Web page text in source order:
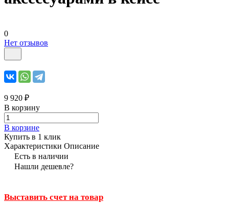
0
Нет отзывов
9 920 ₽
В корзину
В корзине
Купить в 1 клик
Характеристики Описание
Есть в наличии
Нашли дешевле?
Выставить счет на товар